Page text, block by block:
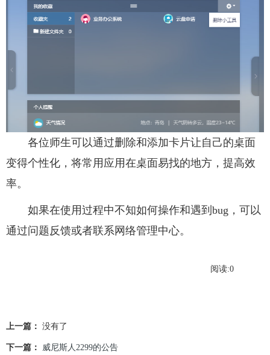
各位师生可以通过删除和添加卡片让自己的桌面
变得个性化，将常用应用在桌面易找的地方，提高效
率。
如果在使用过程中不知如何操作和遇到bug，可以
通过问题反馈或者联系网络管理中心。
阅读:0
上一篇： 没有了
下一篇： 威尼斯人2299的公告